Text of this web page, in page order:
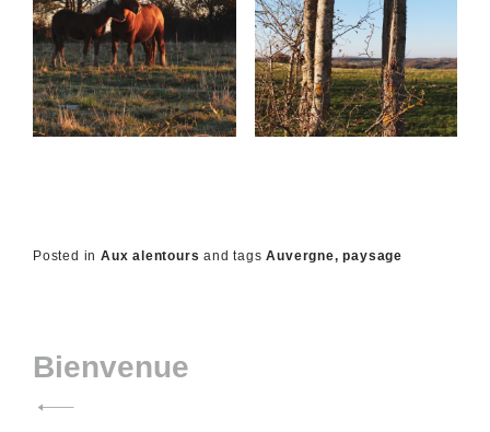
Posted in Aux alentours andtagsAuvergne paysage
Navigation
de
Bienvenue